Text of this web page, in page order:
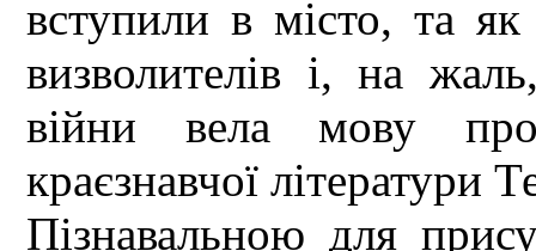
вступили в місто, та як
визволителів і, на
війни вела мову
краєзнавчої літератури
Пізнавальною для